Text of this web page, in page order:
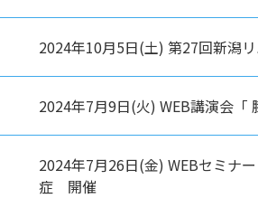
2024年10月5日(土) 第27回新潟
2024年7月9日(火) WEB講演会「
2024年7月26日(金) WEBセミナ
症 開催